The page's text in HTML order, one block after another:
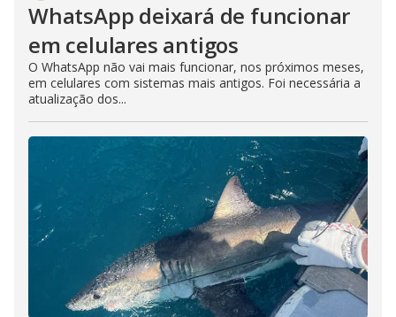
WhatsApp deixará de funcionar
em celulares antigos
O WhatsApp não vai mais funcionar, nos próximos meses,
em celulares com sistemas mais antigos. Foi necessária a
atualização dos...